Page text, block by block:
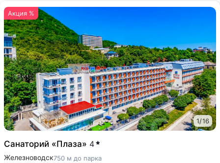
Акция %
1/16
Санаторий «Плаза» 4
Железноводск750 м до парка